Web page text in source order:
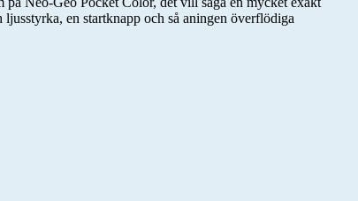
en startknapp och så aningen överflödiga